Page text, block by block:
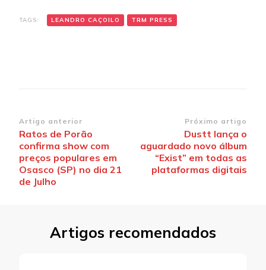
TAGS: LEANDRO CAÇOILO TRM PRESS
Navegação
de
post
Artigo anterior
Ratos de Porão
confirma show com
preços populares em
Osasco (SP) no dia 21
de Julho
Próximo artigo
Dustt lança o
aguardado novo álbum
“Exist” em todas as
plataformas digitais
Artigos recomendados